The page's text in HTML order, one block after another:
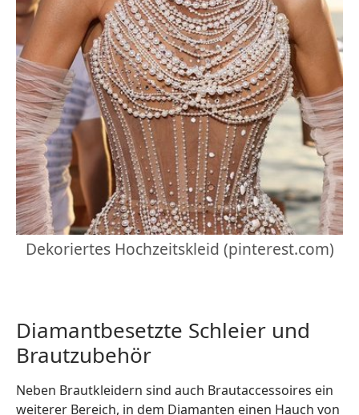
Dekoriertes Hochzeitskleid (pinterest.com)
Diamantbesetzte Schleier und
Brautzubehör
Neben Brautkleidern sind auch Brautaccessoires ein
weiterer Bereich, in dem Diamanten einen Hauch von